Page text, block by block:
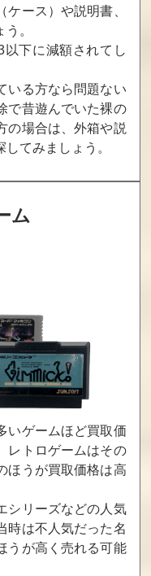
ア
20,000
2
ゲバラ
買取価格
18,000
パラソルへんべ
え
15,000
ットマン
買取価格
14,000
ース）や説明書、
。
以下に減額されてし
いる方なら問題ない
で昔遊んでいた裸の
の場合は、外箱や説
てみましょう。
ム
いゲームほど買取価
レトロゲームはその
ほうが買取価格は高
シリーズなどの人気
時は不人気だった名
うが高く売れる可能